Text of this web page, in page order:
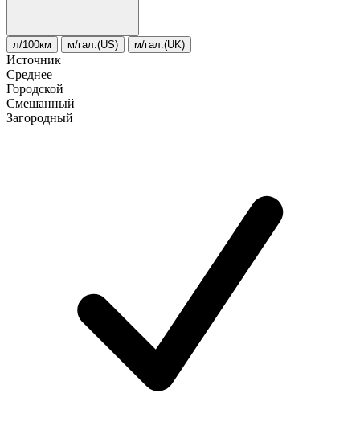
л/100км м/гал.(US) м/гал.(UK)
Источник
Среднее
Городской
Смешанный
Загородный